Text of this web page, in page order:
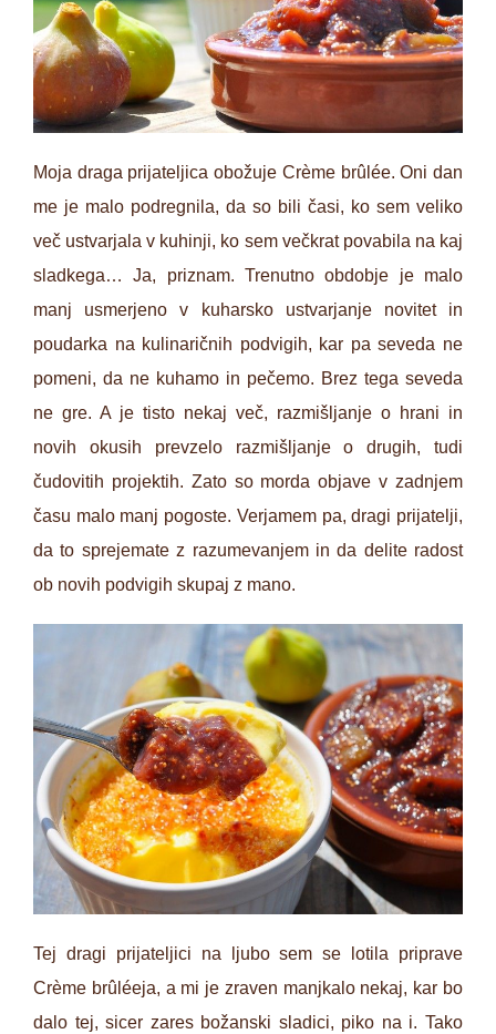
Moja draga prijateljica obožuje Crème brûlée. Oni dan
me je malo podregnila, da so bili časi, ko sem veliko
več ustvarjala v kuhinji, ko sem večkrat povabila na kaj
sladkega… Ja, priznam. Trenutno obdobje je malo
manj usmerjeno v kuharsko ustvarjanje novitet in
poudarka na kulinaričnih podvigih, kar pa seveda ne
pomeni, da ne kuhamo in pečemo. Brez tega seveda
ne gre. A je tisto nekaj več, razmišljanje o hrani in
novih okusih prevzelo razmišljanje o drugih, tudi
čudovitih projektih. Zato so morda objave v zadnjem
času malo manj pogoste. Verjamem pa, dragi prijatelji,
da to sprejemate z razumevanjem in da delite radost
ob novih podvigih skupaj z mano.
Tej dragi prijateljici na ljubo sem se lotila priprave
Crème brûléeja, a mi je zraven manjkalo nekaj, kar bo
dalo tej, sicer zares božanski sladici, piko na i. Tako